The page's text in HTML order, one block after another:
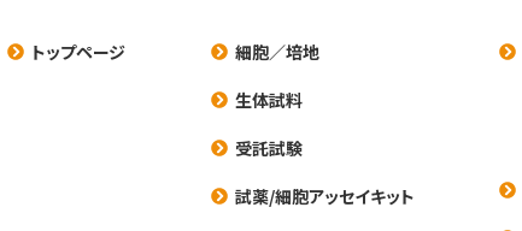
トップページ
細胞／培地
生体試料
受託試験
試薬/細胞アッセイキット